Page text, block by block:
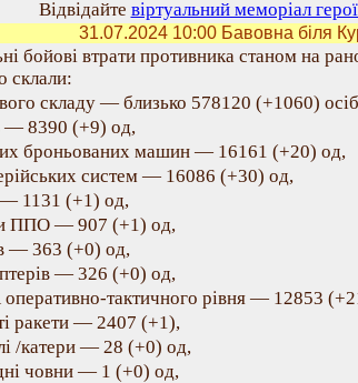
Відвідайте віртуальний меморіал
31.07.2024 10:00 Бавовна біля
бойові втрати противника станом на
склали:
складу — близько 578120 (+1060)
— 8390 (+9) од,
броньованих машин — 16161 (+20) од,
систем — 16086 (+30) од,
1131 (+1) од,
ППО — 907 (+1) од,
— 363 (+0) од,
— 326 (+0) од,
тактичного рівня — 12853
ракети — 2407 (+1),
/катери — 28 (+0) од,
човни — 1 (+0) од,